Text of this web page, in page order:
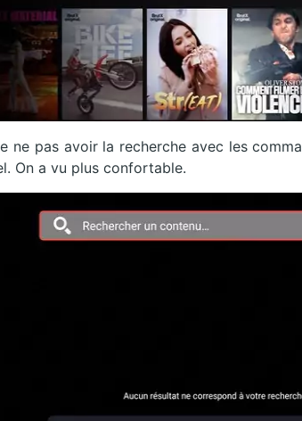
ne pas avoir la recherche avec les
On a vu plus confortable.